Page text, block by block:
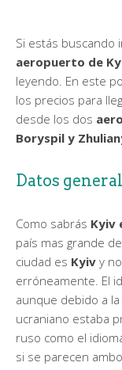
Si estás buscando
aeropuerto de
leyendo. En este
los precios para
desde los dos
Boryspil y
Datos
Como sabrás Kyiv
país mas grande
ciudad es Kyiv y no
erróneamente. El
aunque debido a la
ucraniano estaba
ruso como el
si se parecen